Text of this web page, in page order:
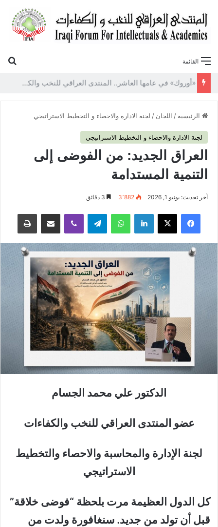
القائمة
«أوروك» في عامها العاشر.. المنتدى العراقي للنخب والكفاءات يصدر عددًا جديدًا ببحوث علمية تعالج قضايا الاقتصاد والطاقة
الرئيسية / اللجان / لجنة الادارة والاحصاء و التخطيط الاستراتيجي
لجنة الادارة والاحصاء و التخطيط الاستراتيجي
العراق الجديد: من الفوضى إلى
التنمية المستدامة
آخر تحديث: يونيو 1, 2026 3٬882
فيسبوك لينكدإن واتساب
الدكتور علي محمد الجسام
عضو المنتدى العراقي للنخب والكفاءات
لجنة الإدارة والمحاسبة والاحصاء والتخطيط
الاستراتيجي
كل الدول العظيمة مرت بلحظة “فوضى خلاقة”
قبل أن تولد من جديد. سنغافورة ولدت من